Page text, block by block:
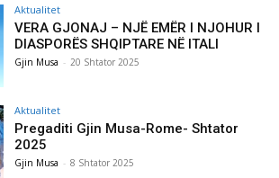
Aktualitet
VERA GJONAJ – NJË EMËR I NJOHUR I
DIASPORËS SHQIPTARE NË ITALI
Gjin Musa - 20 Shtator 2025
Aktualitet
Pregaditi Gjin Musa-Rome- Shtator
2025
Gjin Musa - 8 Shtator 2025